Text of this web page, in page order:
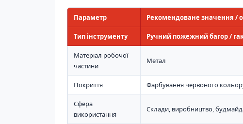
Параметр Рекомендоване значення /
Тип інструменту Ручний пожежний багор /
Матеріал робочої
частини
Метал
Покриття Фарбування червоного
Сфера
використання
Склади, виробництво,